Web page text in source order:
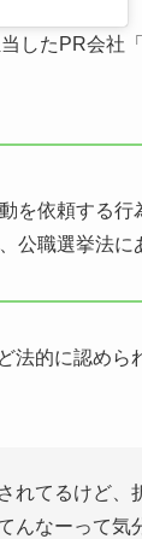
したPR会社
を依頼する行
公職選挙法に
的に認め
れてるけど、
んなーって気